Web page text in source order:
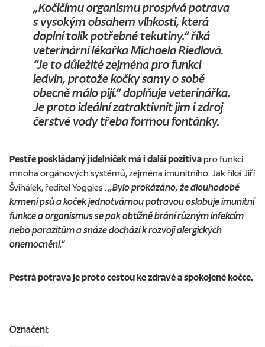
„Kočičímu organismu prospívá potrava
s vysokým obsahem vlhkosti, která
doplní tolik potřebné tekutiny.“říká
veterinární lékařka Michaela Riedlová.
“Je to důležité zejména pro funkci
ledvin, protože kočky samy o sobě
obecně málo pijí.“ doplňuje veterinářka.
Je proto ideální zatraktivnit jim i zdroj
čerstvé vody třeba formou fontánky.
Pestře poskládaný jídelníček má i další pozitivapro funkci
mnoha orgánových systémů, zejména imunitního. Jak říká Jiří
Švihálek, ředitel Yoggies :„Bylo prokázáno, že dlouhodobé
krmení psů a koček jednotvárnou potravou oslabuje imunitní
funkce a organismus se pak obtížně brání různým infekcím
nebo parazitům a snáze dochází k rozvoji alergických
onemocnění.“
Pestrá potrava je proto cestou ke zdravé a spokojené kočce.
Označení: